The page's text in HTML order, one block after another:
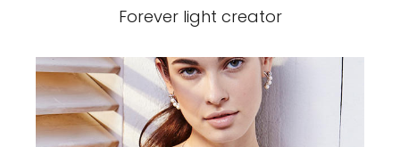
Forever light creator